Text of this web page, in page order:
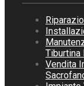
Tiburtina
Vendita